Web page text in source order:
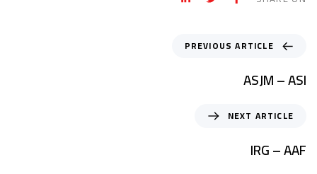
PREVIOUS ARTICLE
ASJM – ASI
NEXT ARTICLE
IRG – AAF